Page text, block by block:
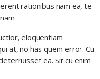
rationibus nam ea, te
eloquentiam
at, no has quem error. Cu
ea. Sit cu enim